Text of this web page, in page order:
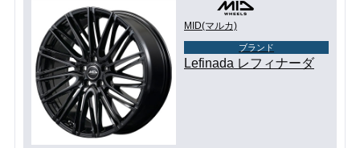
MID(マルカ)
ブランド
Lefinada レフィナーダ